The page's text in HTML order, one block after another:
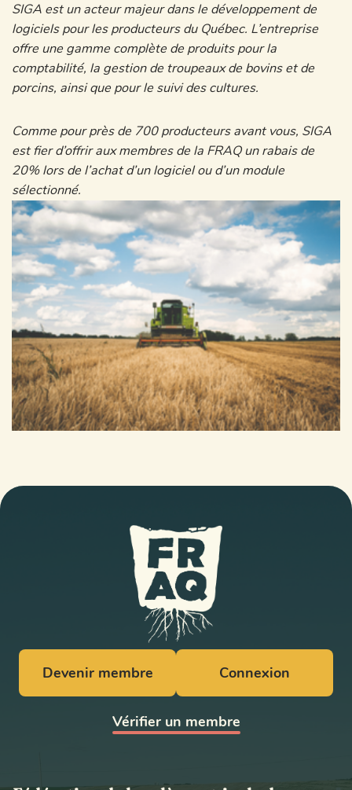
SIGA est un acteur majeur dans le développement de
logiciels pour les producteurs du Québec. L’entreprise
offre une gamme complète de produits pour la
comptabilité, la gestion de troupeaux de bovins et de
porcins, ainsi que pour le suivi des cultures.
Comme pour près de 700 producteurs avant vous, SIGA
est fier d’offrir aux membres de la FRAQ un rabais de
20% lors de l’achat d’un logiciel ou d’un module
sélectionné.
Devenir membre Connexion
Vérifier un membre